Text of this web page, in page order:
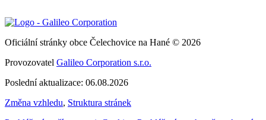
Oficiální stránky obce Čelechovice na Hané © 2026
Provozovatel Galileo Corporation s.r.o.
Poslední aktualizace: 06.08.2026
Změna vzhledu, Struktura stránek